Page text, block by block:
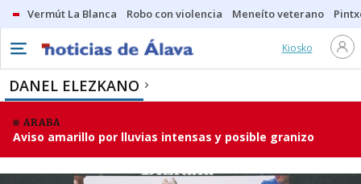
Vermút La Blanca Robo con violencia Meneíto veterano
Kiosko
DANEL ELEZKANO
ARABA
Aviso amarillo por lluvias intensas y posible granizo